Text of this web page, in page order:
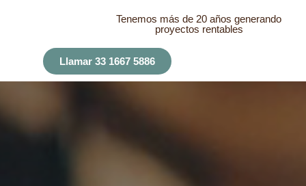
Tenemos más de 20 años generando
proyectos rentables
Llamar 33 1667 5886